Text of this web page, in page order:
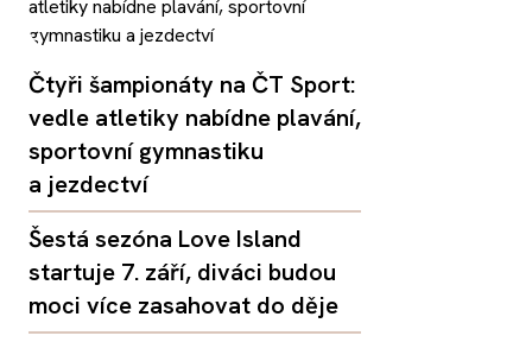
Čtyři šampionáty na ČT Sport:
vedle atletiky nabídne plavání,
sportovní gymnastiku
a jezdectví
Šestá sezóna Love Island
startuje 7. září, diváci budou
moci více zasahovat do děje